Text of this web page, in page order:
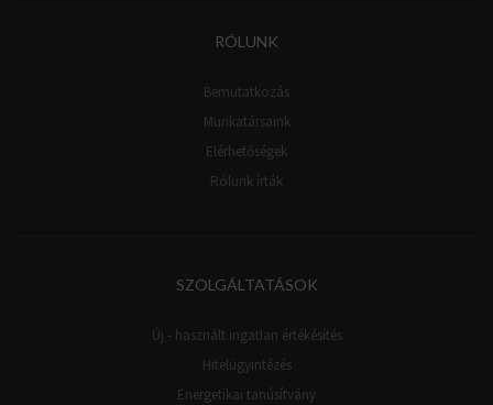
RÓLUNK
Bemutatkozás
Munkatársaink
Elérhetőségek
Rólunk írták
SZOLGÁLTATÁSOK
Új - használt ingatlan értékésítés
Hitelügyintézés
Energetikai tanúsítvány